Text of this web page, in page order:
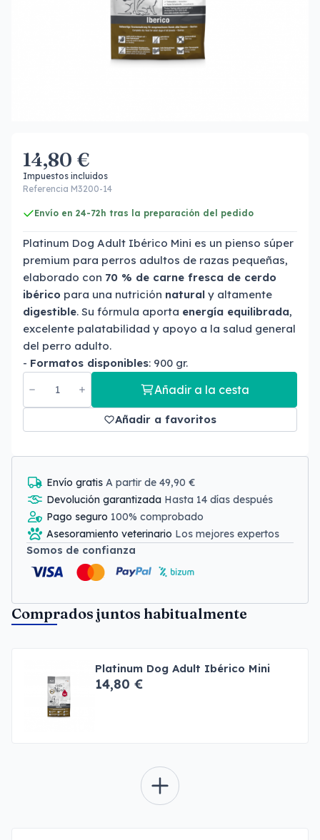
14,80 €
Impuestos incluidos
Referencia M3200-14
Envío en 24-72h tras la preparación del pedido
Platinum Dog Adult Ibérico Mini es un pienso súper
premium para perros adultos de razas pequeñas,
elaborado con 70 % de carne fresca de cerdo
ibérico para una nutrición natural y altamente
digestible. Su fórmula aporta energía equilibrada,
excelente palatabilidad y apoyo a la salud general
del perro adulto.
- Formatos disponibles: 900 gr.
Añadir a la cesta
Añadir a favoritos
Envío gratis A partir de 49,90 €
Devolución garantizada Hasta 14 días después
Pago seguro 100% comprobado
Asesoramiento veterinario Los mejores expertos
Somos de confianza
Comprados juntos habitualmente
Platinum Dog Adult Ibérico Mini
14,80 €